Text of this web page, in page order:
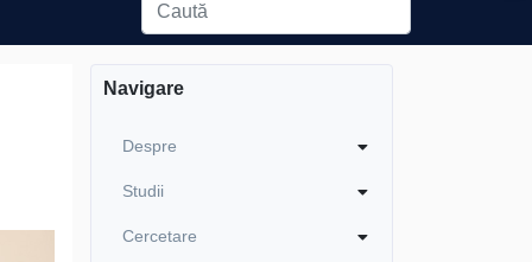
Navigare
Despre
Studii
Cercetare